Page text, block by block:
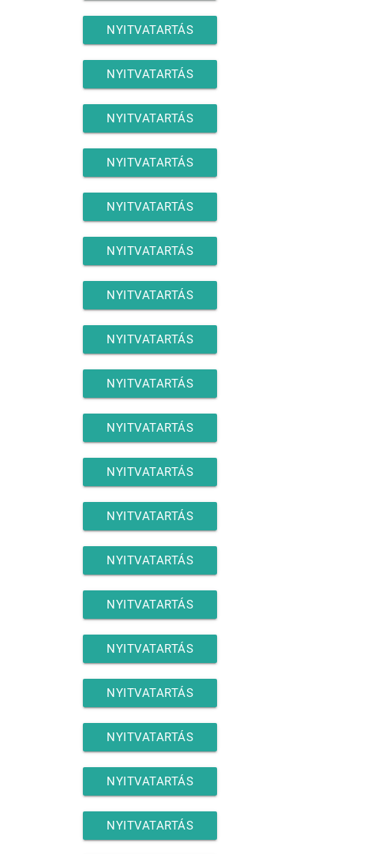
NYITVATARTÁS
NYITVATARTÁS
NYITVATARTÁS
NYITVATARTÁS
NYITVATARTÁS
NYITVATARTÁS
NYITVATARTÁS
NYITVATARTÁS
NYITVATARTÁS
NYITVATARTÁS
NYITVATARTÁS
NYITVATARTÁS
NYITVATARTÁS
NYITVATARTÁS
NYITVATARTÁS
NYITVATARTÁS
NYITVATARTÁS
NYITVATARTÁS
NYITVATARTÁS